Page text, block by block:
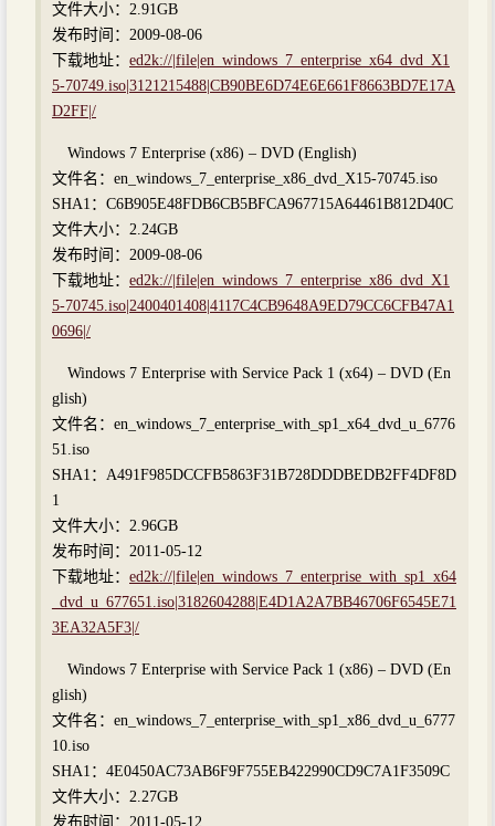
文件大小：2.91GB
发布时间：2009-08-06
下载地址： ed2k://|file|en_windows_7_enterprise_x64_dvd_X1
5-70749.iso|3121215488|CB90BE6D74E6E661F8663BD7E17A
D2FF|/
Windows 7 Enterprise (x86) – DVD (English)
文件名：en_windows_7_enterprise_x86_dvd_X15-70745.iso
SHA1：C6B905E48FDB6CB5BFCA967715A64461B812D40C
文件大小：2.24GB
发布时间：2009-08-06
下载地址： ed2k://|file|en_windows_7_enterprise_x86_dvd_X1
5-70745.iso|2400401408|4117C4CB9648A9ED79CC6CFB47A1
0696|/
Windows 7 Enterprise with Service Pack 1 (x64) – DVD (En
glish)
文件名：en_windows_7_enterprise_with_sp1_x64_dvd_u_6776
51.iso
SHA1：A491F985DCCFB5863F31B728DDDBEDB2FF4DF8D
1
文件大小：2.96GB
发布时间：2011-05-12
下载地址： ed2k://|file|en_windows_7_enterprise_with_sp1_x64
_dvd_u_677651.iso|3182604288|E4D1A2A7BB46706F6545E71
3EA32A5F3|/
Windows 7 Enterprise with Service Pack 1 (x86) – DVD (En
glish)
文件名：en_windows_7_enterprise_with_sp1_x86_dvd_u_6777
10.iso
SHA1：4E0450AC73AB6F9F755EB422990CD9C7A1F3509C
文件大小：2.27GB
发布时间：2011-05-12